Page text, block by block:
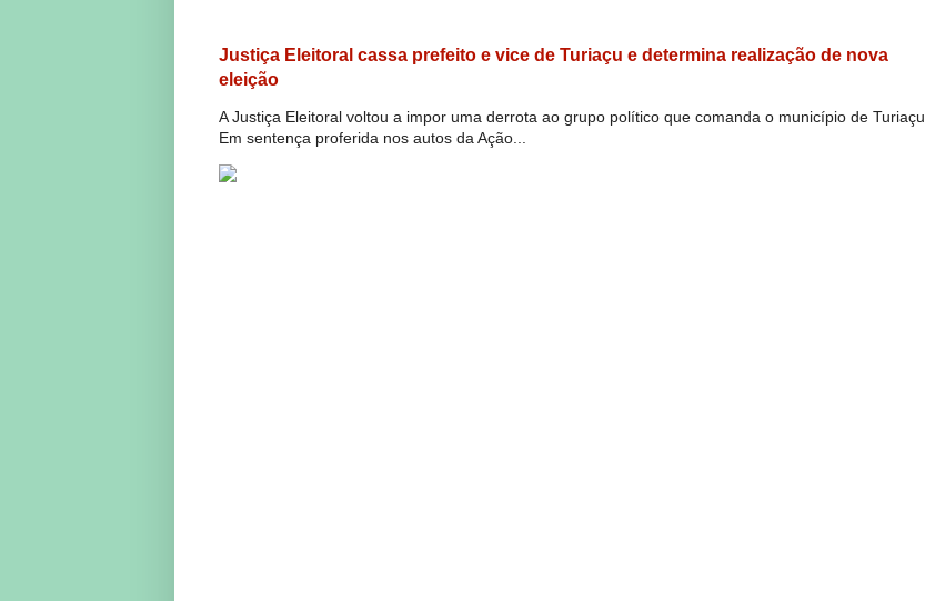
Justiça Eleitoral cassa prefeito e vice de Turiaçu e determina realização de nova
eleição
A Justiça Eleitoral voltou a impor uma derrota ao grupo político que comanda o município de Turiaçu.
Em sentença proferida nos autos da Ação...